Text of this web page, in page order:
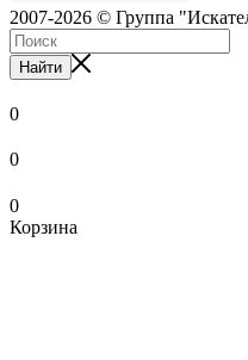
2007-2026 © Группа
Найти
0
0
0
Корзина